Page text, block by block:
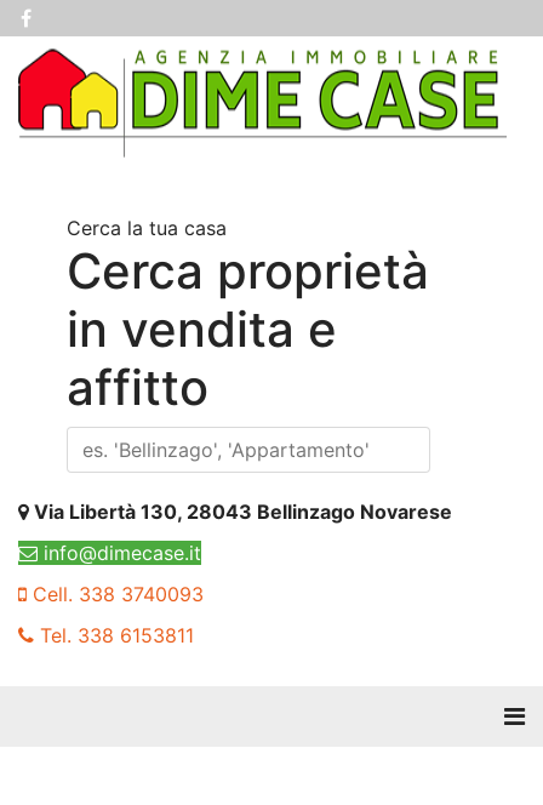
Cerca la tua casa
Cerca proprietà
in vendita e
affitto
Via Libertà 130, 28043 Bellinzago Novarese
info@dimecase.it
Cell. 338 3740093
Tel. 338 6153811